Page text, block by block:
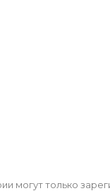
могут только